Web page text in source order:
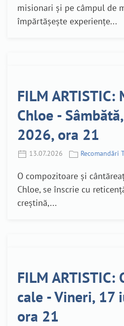
misionari și pe câmpul de
împărtășește experiențe...
FILM
Chloe -
2026, ora 21
13.07.2026 Recomandări
O compozitoare și
Chloe, se înscrie cu
creștină,...
FILM ARTISTIC:
cale - Vineri, 17
ora 21